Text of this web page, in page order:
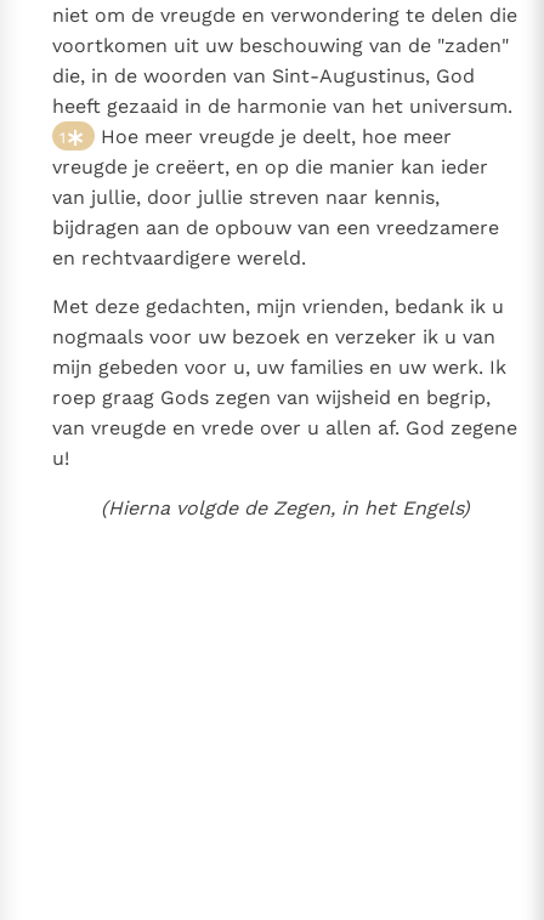
niet om de vreugde en verwondering te delen die
voortkomen uit uw beschouwing van de "zaden"
die, in de woorden van Sint-Augustinus, God
heeft gezaaid in de harmonie van het universum.
1
Hoe meer vreugde je deelt, hoe meer
vreugde je creëert, en op die manier kan ieder
van jullie, door jullie streven naar kennis,
bijdragen aan de opbouw van een vreedzamere
en rechtvaardigere wereld.
Met deze gedachten, mijn vrienden, bedank ik u
nogmaals voor uw bezoek en verzeker ik u van
mijn gebeden voor u, uw families en uw werk. Ik
roep graag Gods zegen van wijsheid en begrip,
van vreugde en vrede over u allen af. God zegene
u!
(Hierna volgde de Zegen, in het Engels)